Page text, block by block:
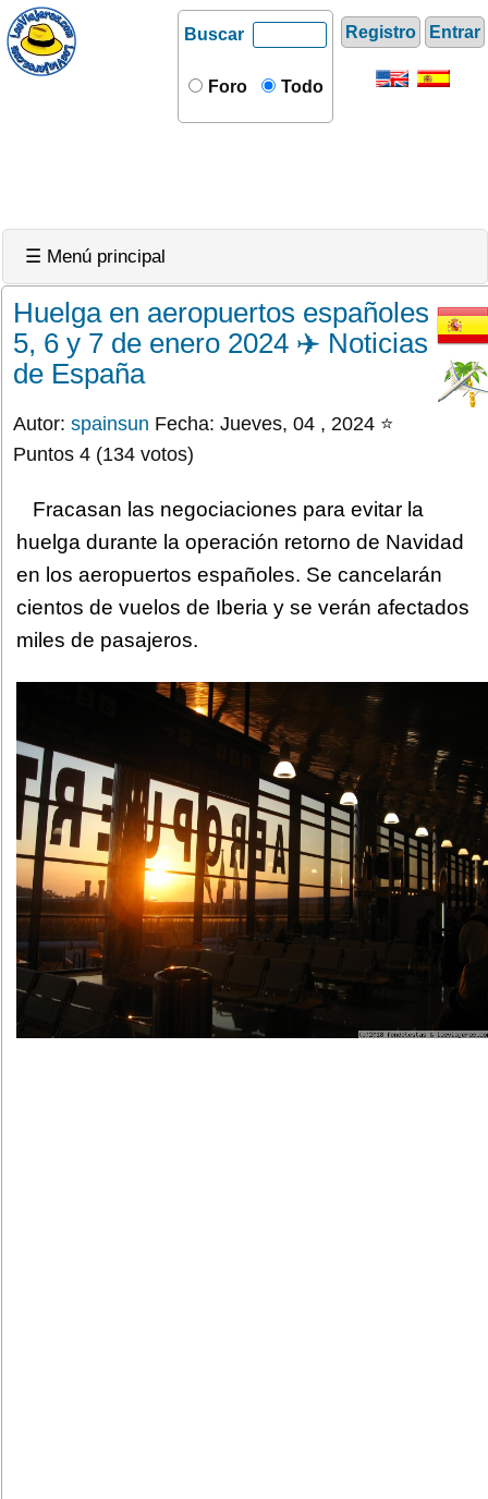
Registro Entrar
Buscar
Foro Todo
☰ Menú principal
Huelga en aeropuertos españoles
5, 6 y 7 de enero 2024 ✈️ Noticias
de España
Autor: spainsun Fecha: Jueves, 04 , 2024 ⭐
Puntos 4 (134 votos)
Fracasan las negociaciones para evitar la
huelga durante la operación retorno de Navidad
en los aeropuertos españoles. Se cancelarán
cientos de vuelos de Iberia y se verán afectados
miles de pasajeros.